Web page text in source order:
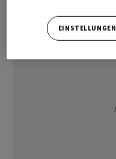
EINSTELLUNGEN